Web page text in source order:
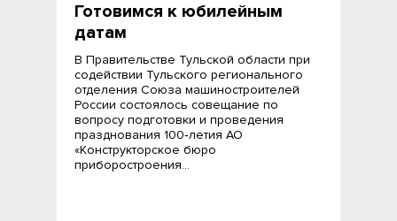
Готовимся к юбилейным
датам
В Правительстве Тульской области при
содействии Тульского регионального
отделения Союза машиностроителей
России состоялось совещание по
вопросу подготовки и проведения
празднования 100‑летия АО
«Конструкторское бюро
приборостроения…